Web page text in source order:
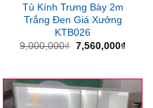
Tủ Kính Trưng Bày 2m
Trắng Đen Giá Xưởng
KTB026
9,000,000₫ Giá
7,560,000₫Giá